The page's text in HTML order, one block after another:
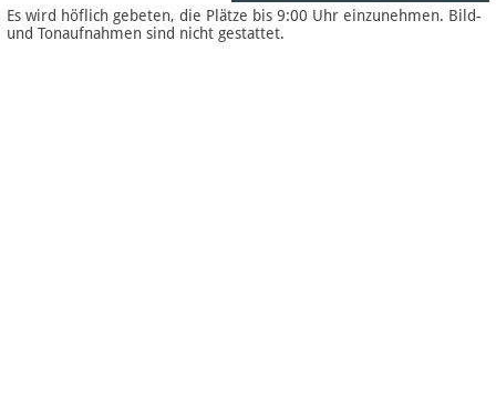
Es wird höflich gebeten, die Plätze bis 9:00 Uhr einzunehmen. Bild-
und Tonaufnahmen sind nicht gestattet.